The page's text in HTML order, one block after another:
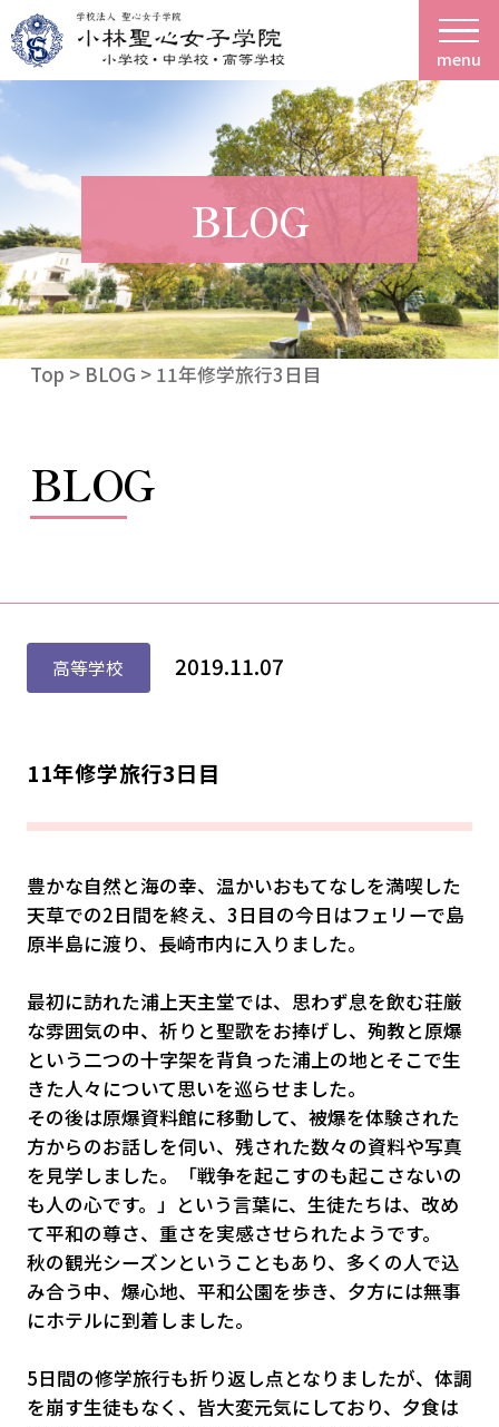
menu
BLOG
Top > BLOG > 11年修学旅行3日目
BLOG
高等学校 2019.11.07
11年修学旅行3日目
豊かな自然と海の幸、温かいおもてなしを満喫した
天草での2日間を終え、3日目の今日はフェリーで島
原半島に渡り、長崎市内に入りました。
最初に訪れた浦上天主堂では、思わず息を飲む荘厳
な雰囲気の中、祈りと聖歌をお捧げし、殉教と原爆
という二つの十字架を背負った浦上の地とそこで生
きた人々について思いを巡らせました。
その後は原爆資料館に移動して、被爆を体験された
方からのお話しを伺い、残された数々の資料や写真
を見学しました。「戦争を起こすのも起こさないの
も人の心です。」という言葉に、生徒たちは、改め
て平和の尊さ、重さを実感させられたようです。
秋の観光シーズンということもあり、多くの人で込
み合う中、爆心地、平和公園を歩き、夕方には無事
にホテルに到着しました。
5日間の修学旅行も折り返し点となりましたが、体調
を崩す生徒もなく、皆大変元気にしており、夕食は